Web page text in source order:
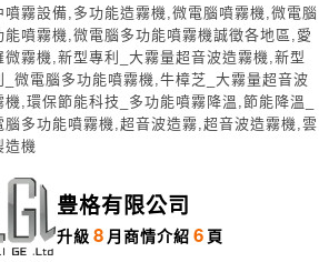
噴霧設備,多功能造霧機,微電腦噴霧機,微電腦
能噴霧機,微電腦多功能噴霧機誠徵各地區,愛
微霧機,新型專利_大霧量超音波造霧機,新型
_微電腦多功能噴霧機,牛樟芝_大霧量超音波
機,環保節能科技_多功能噴霧降溫,節能降溫_
腦多功能噴霧機,超音波造霧,超音波造霧機,雲
造機
豊格有限公司
升級 8 月商情介紹 6 頁